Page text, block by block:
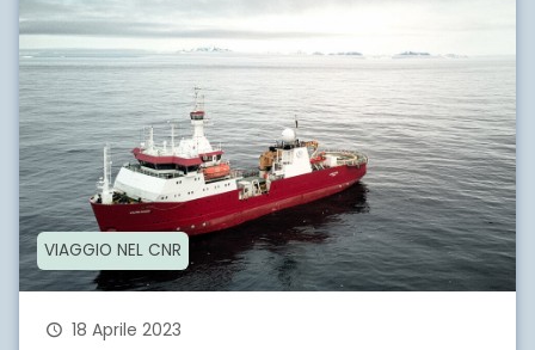
VIAGGIO NEL CNR
18 Aprile 2023